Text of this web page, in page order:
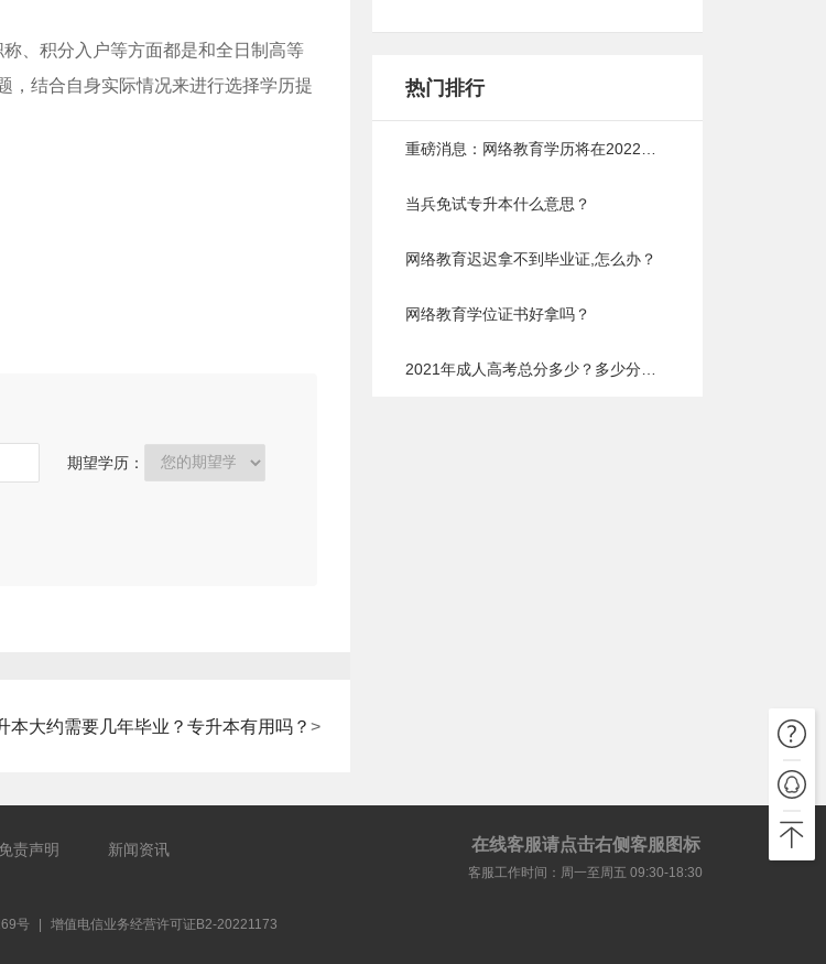
、积分入户等方面都是和全日制高等
，结合自身实际情况来进行选择学历提
期望学历：
本大约需要几年毕业？专升本有用吗？ >
热门排行
当兵免试专升本什么意思？
网络教育迟迟拿不到毕业证,怎么办？
网络教育学位证书好拿吗？
免责声明
新闻资讯
号
增值电信业务经营许可证B2-20221173
在线客服请点击右侧客服图标
客服工作时间：周一至周五 09:30-18:30